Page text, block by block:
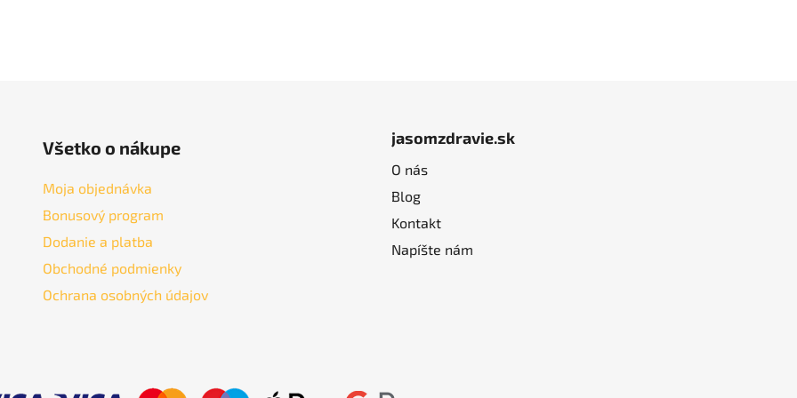
Všetko o nákupe
Moja objednávka
Bonusový program
Dodanie a platba
Obchodné podmienky
Ochrana osobných údajov
jasomzdravie.sk
O nás
Blog
Kontakt
Napíšte nám